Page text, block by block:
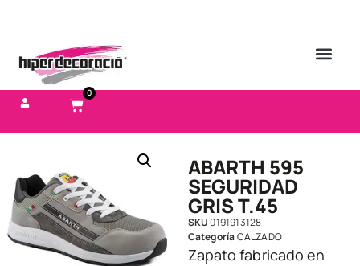
0
ABARTH 595
SEGURIDAD
GRIS T.45
SKU0191913128
CategoríaCALZADO
Zapato fabricado en